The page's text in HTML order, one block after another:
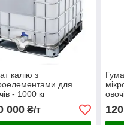
калію з
для
- 1000 кг
000₴/т